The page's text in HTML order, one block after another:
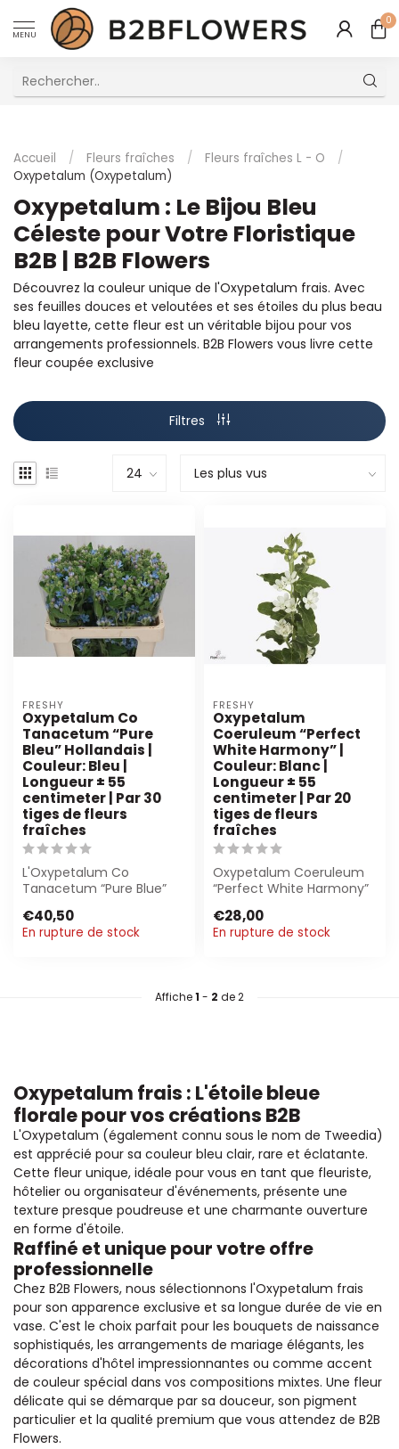
MENU
0
Accueil / Fleurs fraîches / Fleurs fraîches L - O
/
Oxypetalum (Oxypetalum)
Oxypetalum : Le Bijou Bleu
Céleste pour Votre Floristique
B2B | B2B Flowers
Découvrez la couleur unique de l'Oxypetalum frais. Avec
ses feuilles douces et veloutées et ses étoiles du plus beau
bleu layette, cette fleur est un véritable bijou pour vos
arrangements professionnels. B2B Flowers vous livre cette
fleur coupée exclusive
Filtres
FRESHY
Oxypetalum Co
Tanacetum “Pure
Bleu” Hollandais |
Couleur: Bleu |
Longueur ± 55
centimeter | Par 30
tiges de fleurs
fraîches
L'Oxypetalum Co
Tanacetum “Pure Blue”
fraîchement coupé...
€40,50
En rupture de stock
FRESHY
Oxypetalum
Coeruleum “Perfect
White Harmony” |
Couleur: Blanc |
Longueur ± 55
centimeter | Par 20
tiges de fleurs
fraîches
Oxypetalum Coeruleum
“Perfect White Harmony”
d'un blanc ...
€28,00
En rupture de stock
Affiche1 - 2 de 2
Oxypetalum frais : L'étoile bleue
florale pour vos créations B2B
L'Oxypetalum (également connu sous le nom de Tweedia)
est apprécié pour sa couleur bleu clair, rare et éclatante.
Cette fleur unique, idéale pour vous en tant que fleuriste,
hôtelier ou organisateur d'événements, présente une
texture presque poudreuse et une charmante ouverture
en forme d'étoile.
Raffiné et unique pour votre offre
professionnelle
Chez B2B Flowers, nous sélectionnons l'Oxypetalum frais
pour son apparence exclusive et sa longue durée de vie en
vase. C'est le choix parfait pour les bouquets de naissance
sophistiqués, les arrangements de mariage élégants, les
décorations d'hôtel impressionnantes ou comme accent
de couleur spécial dans vos compositions mixtes. Une fleur
délicate qui se démarque par sa douceur, son pigment
particulier et la qualité premium que vous attendez de B2B
Flowers.